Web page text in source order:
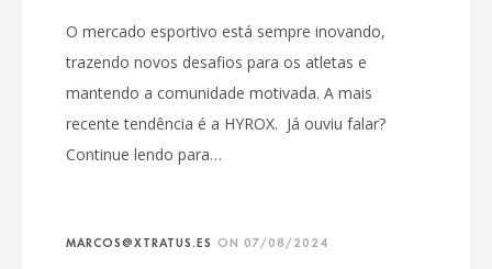
O mercado esportivo está sempre inovando,
trazendo novos desafios para os atletas e
mantendo a comunidade motivada. A mais
recente tendência é a HYROX. Já ouviu falar?
Continue lendo para…
MARCOS@XTRATUS.ES ON 07/08/2024